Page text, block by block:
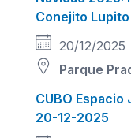
Conejito Lupito
20/12/2025
Parque
CUBO Espacio
20-12-2025